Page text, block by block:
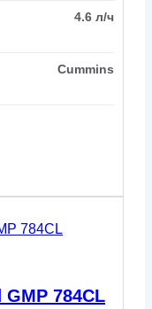
4.6 л/ч
Cummins
784CL